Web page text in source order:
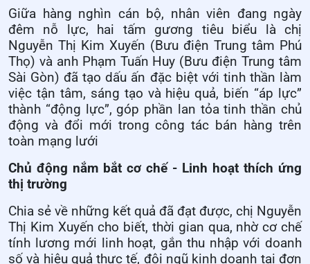
Giữa hàng nghìn cán bộ, nhân viên đang ngày
đêm nỗ lực, hai tấm gương tiêu biểu là chị
Nguyễn Thị Kim Xuyến (Bưu điện Trung tâm Phú
Thọ) và anh Phạm Tuấn Huy (Bưu điện Trung tâm
Sài Gòn) đã tạo dấu ấn đặc biệt với tinh thần làm
việc tận tâm, sáng tạo và hiệu quả, biến “áp lực”
thành “động lực”, góp phần lan tỏa tinh thần chủ
động và đổi mới trong công tác bán hàng trên
toàn mạng lưới
Chủ động nắm bắt cơ chế - Linh hoạt thích ứng
thị trường
Chia sẻ về những kết quả đã đạt được, chị Nguyễn
Thị Kim Xuyến cho biết, thời gian qua, nhờ cơ chế
tính lương mới linh hoạt, gắn thu nhập với doanh
số và hiệu quả thực tế, đội ngũ kinh doanh tại đơn